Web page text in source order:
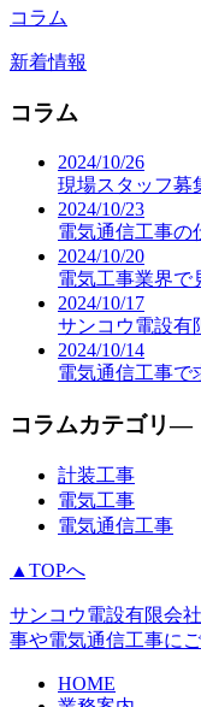
コラム
新着情報
コラム
2024/10/26
現場スタッフ
2024/10/23
電気通信工事
2024/10/20
電気工事業界
2024/10/17
サンコウ電設
2024/10/14
電気通信工事
コラムカテゴリ―
計装工事
電気工事
電気通信工事
▲TOPへ
サンコウ電設有限会
事や電気通信工事にご
HOME